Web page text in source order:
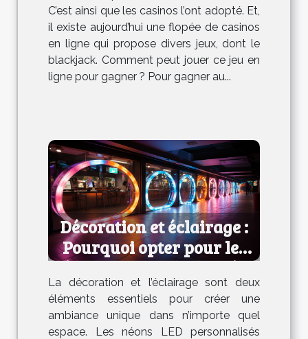
C’est ainsi que les casinos l’ont adopté. Et,
il existe aujourd’hui une flopée de casinos
en ligne qui propose divers jeux, dont le
blackjack. Comment peut jouer ce jeu en
ligne pour gagner ? Pour gagner au...
Décoration et éclairage :
Pourquoi opter pour les
néons LED personnalisés ?
La décoration et l’éclairage sont deux
éléments essentiels pour créer une
ambiance unique dans n’importe quel
espace. Les néons LED personnalisés